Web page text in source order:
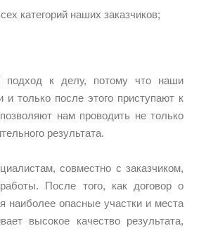
категорий наших заказчиков;
подход к делу, потому что наши
только после этого приступают к
нам проводить не только
результата.
совместно с заказчиком,
После того, как договор о
наиболее опасные участки и места
высокое качество результата,